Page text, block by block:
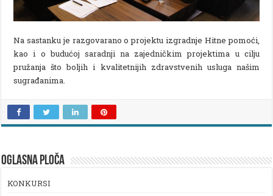
Na sastanku je razgovarano o projektu izgradnje Hitne pomoći,
kao i o budućoj saradnji na zajedničkim projektima u cilju
pružanja što boljih i kvalitetnijih zdravstvenih usluga našim
sugrađanima.
OGLASNA PLOČA
KONKURSI